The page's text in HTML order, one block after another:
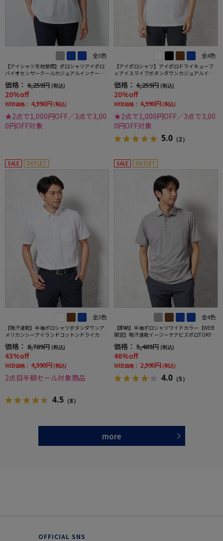
全3色
【アイシャツ生地使用】ポロシャツアイポロ
バイオセンサークールカジュアルインナー形
態安定ストレッチ吸汗速乾抗菌加工春夏
価格： 6,259円 (税込)
20%off
WEB価格： 4,990円 (税込)
★2点で1,000円OFF／3点で3,00
0円OFF対象
全4色
【アイポロシャツ】アイポロドライキューブ
ｘアイスライブボタンダウンカジュアルイン
ナー吸汗速乾抗菌加工ストレッチ形態安定春
夏
価格： 6,259円 (税込)
20%off
WEB価格： 4,990円 (税込)
★2点で1,000円OFF／3点で3,00
0円OFF対象
5.0 （2）
SALE OUTLET
全3色
【吸汗速乾】半袖ポロシャツボタンダウンア
メリカンシーアイランドコットンドライカジ
ュアルインナー無地春夏
価格： 8,789円 (税込)
43%off
WEB価格： 4,990円 (税込)
2点目半額セール対象商品
4.5 （8）
SALE OUTLET
全4色
【即納】半袖ポロシャツワイドカラー【WEB
限定】吸汗速乾イージーケアビズポロTOKYOR
UN春夏
価格： 5,489円 (税込)
46%off
WEB価格： 2,990円 (税込)
4.0 （5）
more
OFFICIAL SNS